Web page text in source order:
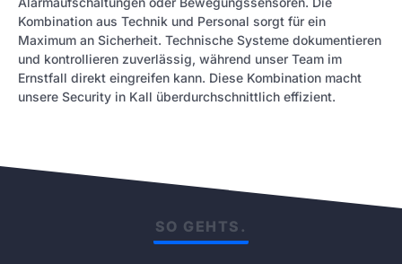
Kombination aus Technik und Personal sorgt für ein
Maximum an Sicherheit. Technische Systeme dokumentieren
und kontrollieren zuverlässig, während unser Team im
Ernstfall direkt eingreifen kann. Diese Kombination macht
unsere Security in Kall überdurchschnittlich effizient.
SO GEHTS.